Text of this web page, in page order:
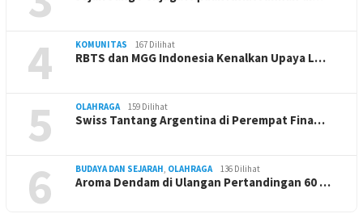
4 KOMUNITAS 167 Dilihat
RBTS dan MGG Indonesia Kenalkan Upaya L…
5 OLAHRAGA 159 Dilihat
Swiss Tantang Argentina di Perempat Fina…
6 BUDAYA DAN SEJARAH, OLAHRAGA 136 Dilihat
Aroma Dendam di Ulangan Pertandingan 60 …